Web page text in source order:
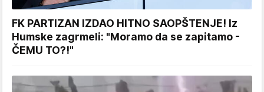
FK PARTIZAN IZDAO HITNO SAOPŠTENJE! Iz
Humske zagrmeli: "Moramo da se zapitamo -
ČEMU TO?!"